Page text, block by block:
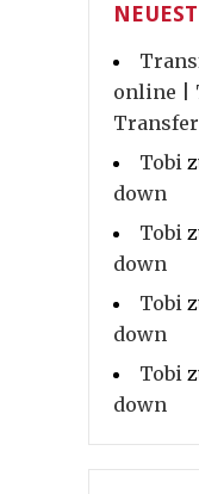
online |
Tobi
down
Tobi
down
Tobi
down
Tobi
down